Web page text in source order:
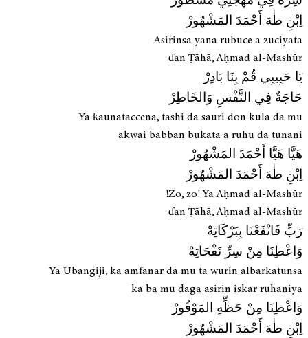
اِبْنِ طٰهَ أَحْمَدَ المَشْهُورْ
Asirinsa yana rubuce a zuciyata
ɗan Ṭāhā, Aḥmad al-Mashūr
يَا حَبِيبِي قُمْ بِنَا بَادِرْ
حَاجَةٌ فِي النَّفْسِ وَالخَاطِرْ
Ya ƙaunataccena, tashi da sauri don kula da mu
akwai babban bukata a ruhu da tunani
هَيَّا هَيَّا أَحْمَدَ المَشْهُورْ
اِبْنِ طٰهَ أَحْمَدَ المَشْهُورْ
Zo, zo! Ya Aḥmad al-Mashūr!
ɗan Ṭāhā, Aḥmad al-Mashūr
رَبِّ فَانْفَعْنَا بِبَرْكَاتِهْ
وَاعْطِنَا مِنْ سِرِّ نَفْحَاتِهْ
Ya Ubangiji, ka amfanar da mu ta wurin albarkatunsa
ka ba mu daga asirin iskar ruhaniya
وَاعْطِنَا مِنْ حَظِّهِ المَوْفُورْ
اِبْنِ طٰهَ أَحْمَدَ المَشْهُورْ